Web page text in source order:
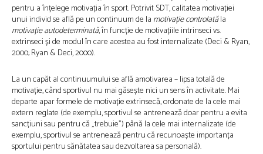
pentru a înțelege motivația în sport. Potrivit SDT, calitatea motivației
unui individ se află pe un continuum de la motivație controlatăla
motivație autodeterminată, în funcție de motivațiile intrinseci vs.
extrinseci și de modul în care acestea au fost internalizate (Deci & Ryan,
2000; Ryan & Deci, 2000).
La un capăt al continuumului se află amotivarea – lipsa totală de
motivație, când sportivul nu mai găsește nici un sens în activitate. Mai
departe apar formele de motivație extrinsecă, ordonate de la cele mai
extern reglate (de exemplu, sportivul se antrenează doar pentru a evita
sancțiuni sau pentru că „trebuie”) până la cele mai internalizate (de
exemplu, sportivul se antrenează pentru că recunoaște importanța
sportului pentru sănătatea sau dezvoltarea sa personală).